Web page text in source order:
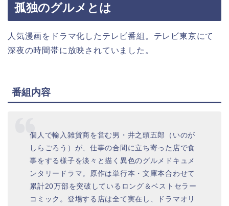
孤独のグルメとは
人気漫画をドラマ化したテレビ番組。テレビ東京にて
深夜の時間帯に放映されていました。
番組内容
個人で輸入雑貨商を営む男・井之頭五郎（いのが
しらごろう）が、仕事の合間に立ち寄った店で食
事をする様子を淡々と描く異色のグルメドキュメ
ンタリードラマ。原作は単行本・文庫本合わせて
累計20万部を突破しているロング＆ベストセラー
コミック。登場する店は全て実在し、ドラマオリ